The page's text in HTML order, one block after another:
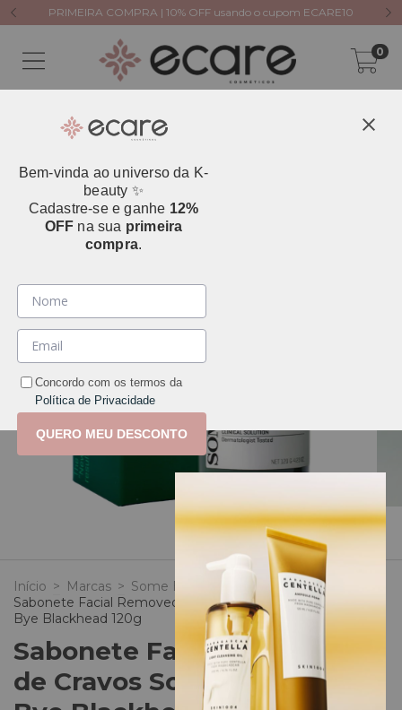
PRIMEIRA COMPRA | 10% OFF usando o cupom ECARE10
0
ESGOTADO
1/8
Início > Marcas > Some By Mi (Korea)
Sabonete Facial Removedor de Cravos Some By Mi Bye
Bye Blackhead 120g
Sabonete Facial Removedor
de Cravos Some By Mi Bye
Bem-vinda ao universo da K-
beauty ✨
Cadastre-se e ganhe 12%
OFF na sua primeira
compra.
Concordo com os termos da
Política de Privacidade
QUERO MEU DESCONTO